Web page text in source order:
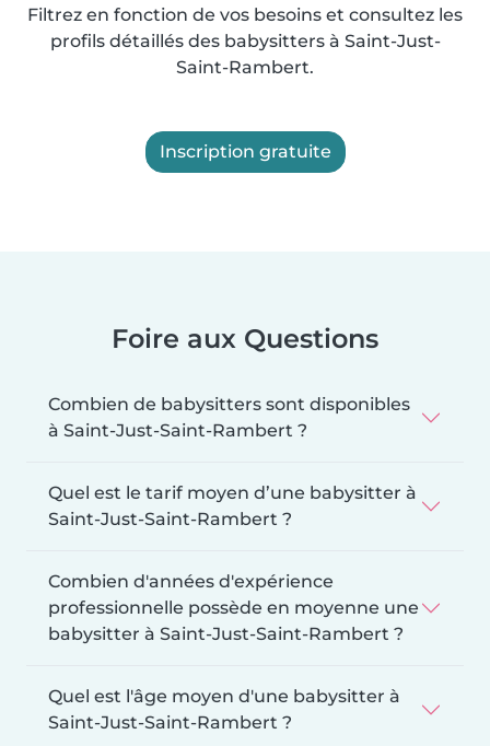
Filtrez en fonction de vos besoins et consultez les
profils détaillés des babysitters à Saint-Just-
Saint-Rambert.
Inscription gratuite
Foire aux Questions
Combien de babysitters sont disponibles
à Saint-Just-Saint-Rambert ?
Quel est le tarif moyen d’une babysitter à
Saint-Just-Saint-Rambert ?
Combien d'années d'expérience
professionnelle possède en moyenne une
babysitter à Saint-Just-Saint-Rambert ?
Quel est l'âge moyen d'une babysitter à
Saint-Just-Saint-Rambert ?